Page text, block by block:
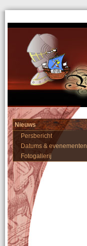
Nieuws
Persbericht
Datums & evenementen
Fotogallerij